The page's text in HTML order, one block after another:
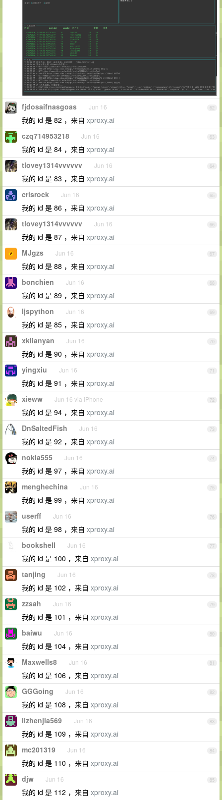
62
fjdosaifnasgoas Jun 16
我的 id 是 82 ，来自 xproxy.ai
63
czq714953218 Jun 16
我的 id 是 84 ，来自 xproxy.ai
64
tlovey1314vvvvvv Jun 16
我的 id 是 83 ，来自 xproxy.ai
65
crisrock Jun 16
我的 id 是 86 ，来自 xproxy.ai
66
tlovey1314vvvvvv Jun 16
我的 id 是 87 ，来自 xproxy.ai
67
MJgzs Jun 16
我的 id 是 88 ，来自 xproxy.ai
68
bonchien Jun 16
我的 id 是 89 ，来自 xproxy.ai
69
ljspython Jun 16
我的 id 是 85 ，来自 xproxy.ai
70
xklianyan Jun 16
我的 id 是 90 ，来自 xproxy.ai
71
yingxiu Jun 16
我的 id 是 91 ，来自 xproxy.ai
72
xieww Jun 16 via iPhone
我的 id 是 94 ，来自 xproxy.ai
73
DnSaltedFish Jun 16
我的 id 是 92 ，来自 xproxy.ai
74
nokia555 Jun 16
我的 id 是 97 ，来自 xproxy.ai
75
menghechina Jun 16
我的 id 是 99 ，来自 xproxy.ai
76
userff Jun 16
我的 id 是 98 ，来自 xproxy.ai
77
bookshell Jun 16
我的 id 是 100 ，来自 xproxy.ai
78
tanjing Jun 16
我的 id 是 102 ，来自 xproxy.ai
79
zzsah Jun 16
我的 id 是 101 ，来自 xproxy.ai
80
baiwu Jun 16
我的 id 是 104 ，来自 xproxy.ai
81
Maxwells8 Jun 16
我的 id 是 106 ，来自 xproxy.ai
82
GGGoing Jun 16
我的 id 是 108 ，来自 xproxy.ai
83
lizhenjia569 Jun 16
我的 id 是 109 ，来自 xproxy.ai
84
mc201319 Jun 16
我的 id 是 110 ，来自 xproxy.ai
85
djw Jun 16
我的 id 是 112 ，来自 xproxy.ai